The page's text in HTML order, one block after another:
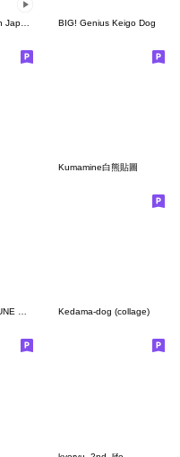
BIG! Genius Keigo Dog
Kumamine白熊貼圖
TANUKI TO KITSUNE YURUTTO Stickers Kedama-dog (collage)